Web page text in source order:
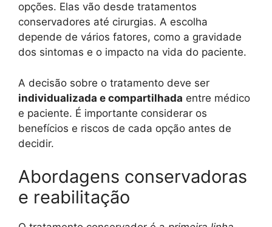
opções. Elas vão desde tratamentos
conservadores até cirurgias. A escolha
depende de vários fatores, como a gravidade
dos sintomas e o impacto na vida do paciente.
A decisão sobre o tratamento deve ser
individualizada e compartilhada entre médico
e paciente. É importante considerar os
benefícios e riscos de cada opção antes de
decidir.
Abordagens conservadoras
e reabilitação